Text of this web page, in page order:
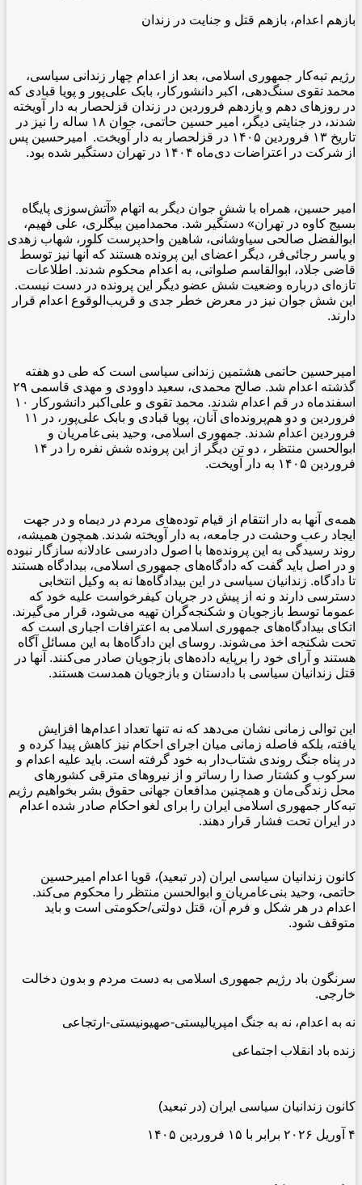
بازهم اعدام، بازهم قتل و جنایت در زندان
رژیم تبه‌کار جمهوری اسلامی، بعد از اعدام چهار زندانی سیاسی،
محمد تقوی سنگ‌دهی، اکبر دانشورکار، بابک علی‌پور و پویا قبادی که
در روزهای دهم و یازدهم فروردین در زندان قزلحصار به دار آویخته
شدند، در جنایتی دیگر، امیر حسین حاتمی، جوان ۱۸ ساله را نیز در
تاریخ ۱۳ فروردین ۱۴۰۵ در قزلحصار به دار آویخت. امیرحسین پس
از شرکت در اعتراضات دی‌ماه ۱۴۰۴ در تهران دستگیر شده بود.
امیر حسین، همراه با شش جوان دیگر به اتهام «آتش‌سوزی پایگاه
بسیج کاوه در تهران» دستگیر شد. محمدامین بیگلری، علی فهیم،
ابوالفضل صالحی سیاوشانی، شاهین واحدپرست کلور، شهاب زهدی
و یاسر رجائی‌فر، دیگر اعضای این پرونده‌ هستند که آنها نیز توسط
قاضی جلاد، ابوالقاسم صلواتی، به اعدام محکوم شدند. اطلاعات
تازه‌ای درباره وضعیت شش عضو دیگر این پرونده در دست نیست.
این شش جوان نیز در معرض خطر جدی و قریب‌الوقوع اعدام قرار
دارند.
امیرحسین حاتمی هشتمین زندانی سیاسی است که طی دو هفته
گذشته اعدام شد. صالح محمدی، سعید داوودی و مهدی قاسمی ۲۹
اسفندماه در قم اعدام شدند. محمد تقوی و علی‌اکبر دانشورکار ۱۰
فروردین و دو هم‌پرونده‌ای آنان، پویا قبادی و بابک علی‌پور، در ۱۱
فروردین اعدام شدند. جمهوری اسلامی، وحید بنی‌عامریان و
ابوالحسن منتظر ، دو تن دیگر از این پرونده شش نفره را در ۱۴
فروردین ۱۴۰۵ به دار آویخت.
همه‌ی آنها به دار انتقام از قیام توده‌های مردم در دیماه و در جهت
ایجاد رعب وحشت در جامعه، به دار آویخته شدند. همچون همیشه،
روند رسیدگی به این پرونده‌ها با اصول دادرسی عادلانه سازگار نبوده
و در اصل باید گفت که دادگاه‌های جمهوری اسلامی، بیدادگاه هستند
تا دادگاه. زندانیان سیاسی در این بیدادگاه‌ها نه به وکیل انتخابی
دسترسی دارند و نه از پیش در جریان کیفرخواست علیه خود که
عموما توسط بازجویان و شکنجه‌گران تهیه می‌شود، قرار می‌گیرند.
اتکای بیدادگاه‌های جمهوری اسلامی به اعترافات اجباری است که
تحت شکنجه اخذ می‌شوند. روسای این دادگاه‌ها به این مسائل آگاه
هستند و آرای خود را برپایه داده‌های بازجویان صادر می‌کنند. آنها در
قتل زندانیان سیاسی با دادستان و بازجویان همدست هستند.
این توالی زمانی نشان می‌دهد که نه تنها تعداد اعدام‌ها افزایش
یافته، بلکه فاصله زمانی میان اجرای احکام نیز کاهش پیدا کرده و
در پناه جنگ روندی شتاب‌دار به خود گرفته است. باید علیه اعدام و
سرکوب و کشتار صدا را رساتر و از نیروهای مترقی کشورهای
محل زندگی‌مان و همچنین مدافعان جهانی حقوق بشر بخواهیم رژیم
تبه‌کار جمهوری اسلامی ایران را برای لغو احکام صادر شده اعدام
در ایران تحت فشار قرار دهند.
کانون زندانیان سیاسی ایران (در تبعید)، قویا اعدام امیرحسین
حاتمی، وحید بنی‌عامریان و ابوالحسن منتظر را محکوم می‌کند.
اعدام در هر شکل و فرم آن، قتل دولتی/حکومتی است و باید
متوقف شود.
سرنگون باد رژیم جمهوری اسلامی به دست مردم و بدون دخالت
خارجی.
نه به اعدام، نه به جنگ امپریالیستی-صهیونیستی-ارتجاعی
زنده باد انقلاب اجتماعی
کانون زندانیان سیاسی ایران (در تبعید)
۴ آوریل ۲۰۲۶ برابر با ۱۵ فروردین ۱۴۰۵